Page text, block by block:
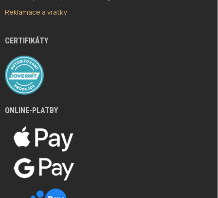
Reklamace a vratky
CERTIFIKÁTY
ONLINE-PLATBY